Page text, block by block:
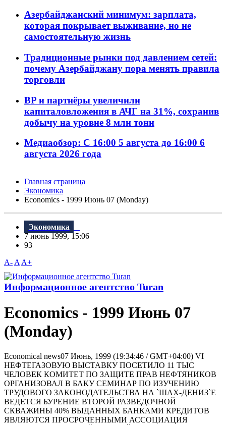
Азербайджанский минимум: зарплата,
которая покрывает выживание, но не
самостоятельную жизнь
Традиционные рынки под давлением сетей:
почему Азербайджану пора менять правила
торговли
BP и партнёры увеличили
капиталовложения в АЧГ на 31%, сохранив
добычу на уровне 8 млн тонн
Медиаобзор: С 16:00 5 августа до 16:00 6
августа 2026 года
Главная страница
Экономика
Economics - 1999 Июнь 07 (Monday)
Экономика
7 июнь 1999, 15:06
93
A- A A+
Информационное агентство Turan
Economics - 1999 Июнь 07
(Monday)
Economical news07 Июнь, 1999 (19:34:46 / GMT+04:00) VI
НЕФТЕГАЗОВУЮ ВЫСТАВКУ ПОСЕТИЛО 11 ТЫС
ЧЕЛОВЕК КОМИТЕТ ПО ЗАЩИТЕ ПРАВ НЕФТЯНИКОВ
ОРГАНИЗОВАЛ В БАКУ СЕМИНАР ПО ИЗУЧЕНИЮ
ТРУДОВОГО ЗАКОНОДАТЕЛЬСТВА НА `ШАХ-ДЕНИЗ`Е
ВЕДЕТСЯ БУРЕHИЕ ВТОРОЙ РАЗВЕДОЧНОЙ
СКВАЖИНЫ 40% ВЫДАННЫХ БАНКАМИ КРЕДИТОВ
ЯВЛЯЮТСЯ ПРОСРОЧЕННЫМИ АССОЦИАЦИЯ